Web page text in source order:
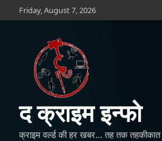
to
Friday, August 7, 2026
द क्राइम इन्फो
क्राइम वर्ल्ड की हर खबर… तह तक तहकीकात